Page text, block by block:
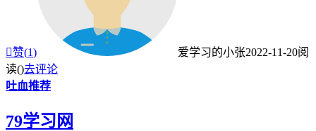
赞(1) 爱学习的小张2022-11-20阅
读()去评论
吐血推荐
79学习网